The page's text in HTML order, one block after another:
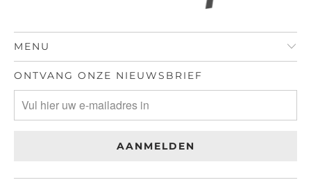
MENU
ONTVANG ONZE NIEUWSBRIEF